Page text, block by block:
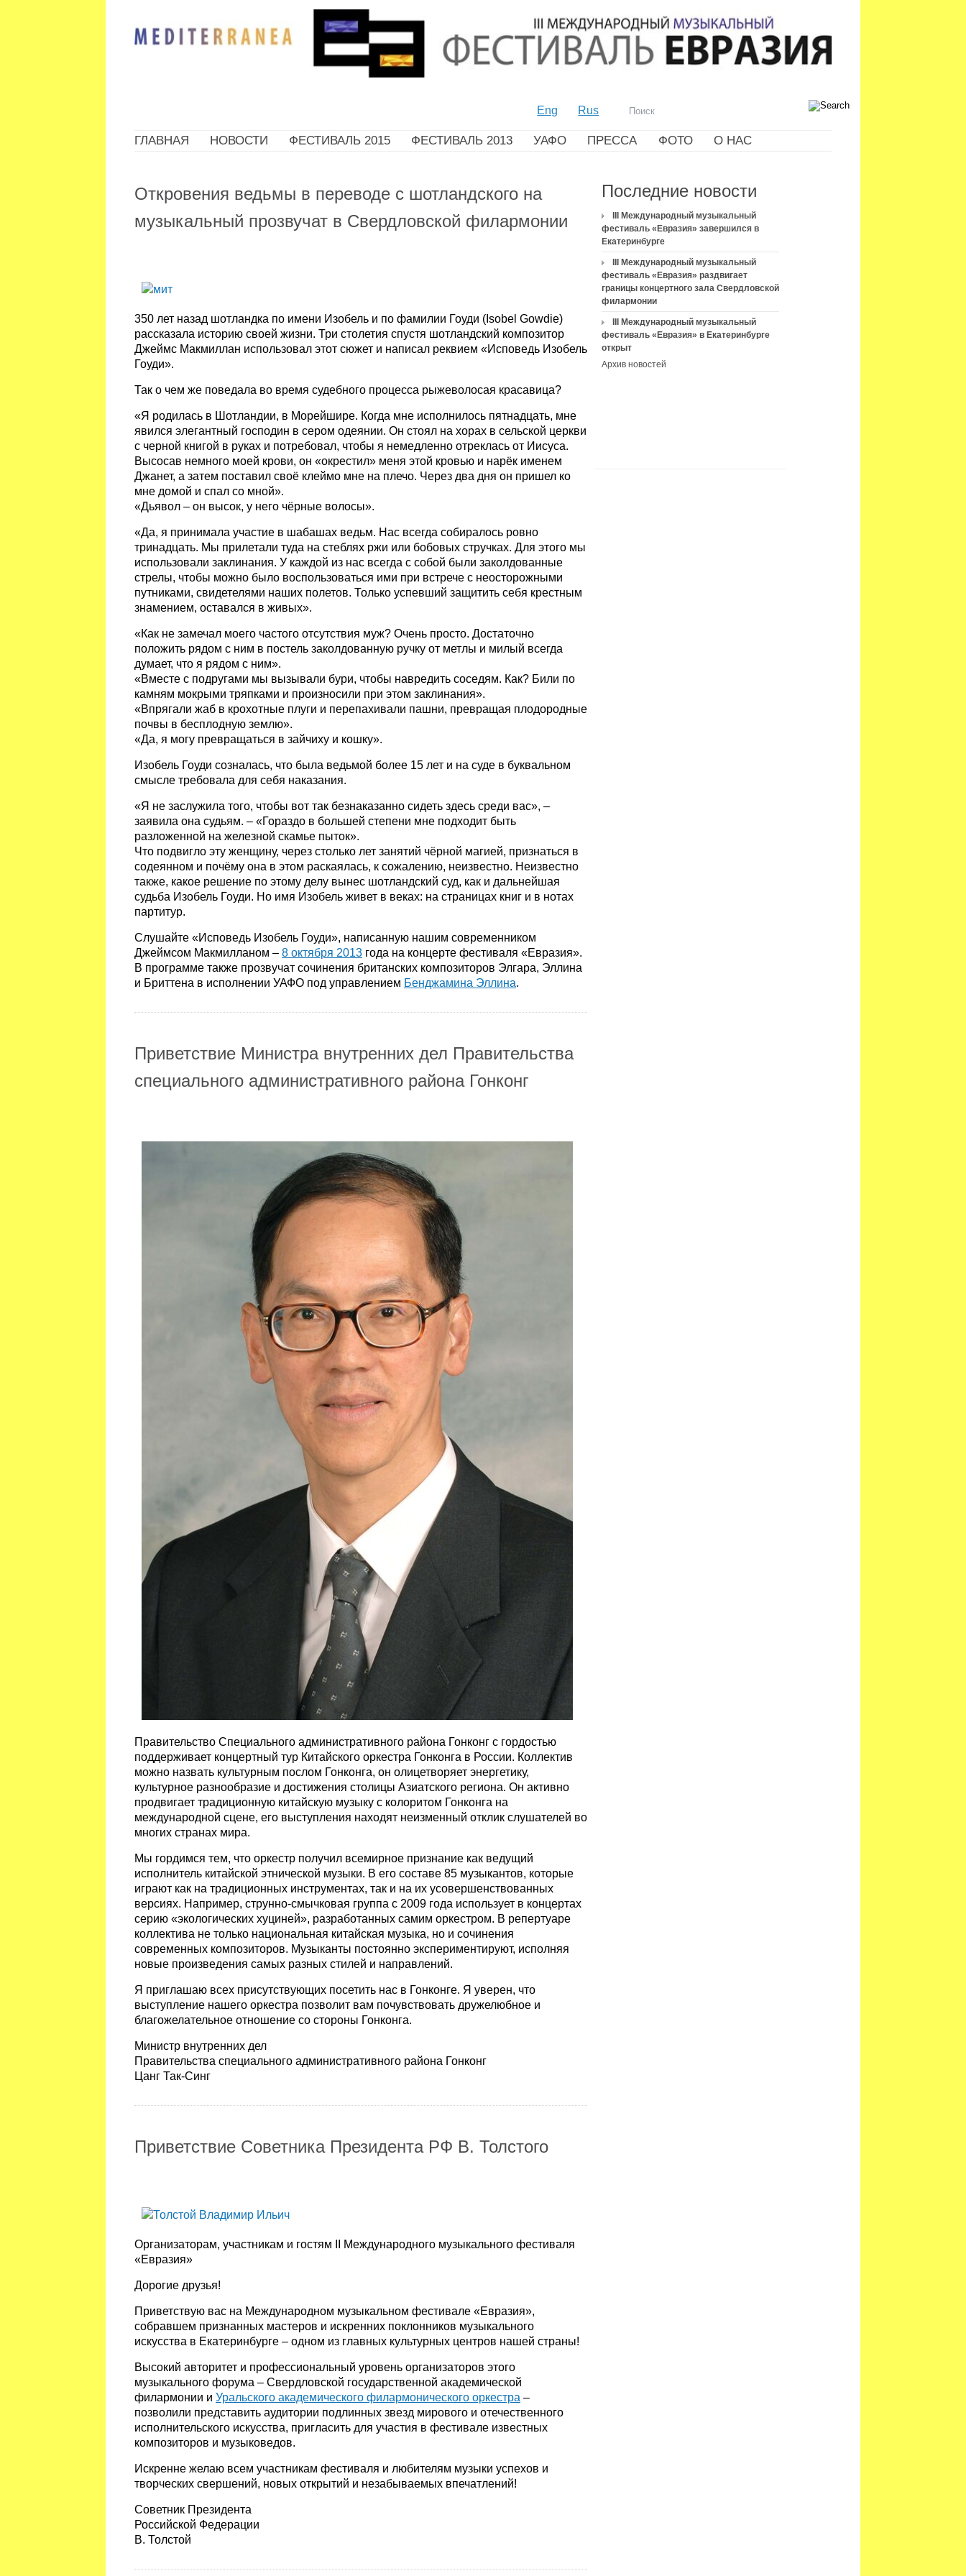
Eng Rus
ГЛАВНАЯ НОВОСТИ ФЕСТИВАЛЬ 2015 ФЕСТИВАЛЬ 2013 УАФО ПРЕССА ФОТО О НАС
Откровения ведьмы в переводе с шотландского на
музыкальный прозвучат в Свердловской филармонии
350 лет назад шотландка по имени Изобель и по фамилии Гоуди (Isobel Gowdie)
рассказала историю своей жизни. Три столетия спустя шотландский композитор
Джеймс Макмиллан использовал этот сюжет и написал реквием «Исповедь Изобель
Гоуди».
Так о чем же поведала во время судебного процесса рыжеволосая красавица?
«Я родилась в Шотландии, в Морейшире. Когда мне исполнилось пятнадцать, мне
явился элегантный господин в сером одеянии. Он стоял на хорах в сельской церкви
с черной книгой в руках и потребовал, чтобы я немедленно отреклась от Иисуса.
Высосав немного моей крови, он «окрестил» меня этой кровью и нарёк именем
Джанет, а затем поставил своё клеймо мне на плечо. Через два дня он пришел ко
мне домой и спал со мной».
«Дьявол – он высок, у него чёрные волосы».
«Да, я принимала участие в шабашах ведьм. Нас всегда собиралось ровно
тринадцать. Мы прилетали туда на стеблях ржи или бобовых стручках. Для этого мы
использовали заклинания. У каждой из нас всегда с собой были заколдованные
стрелы, чтобы можно было воспользоваться ими при встрече с неосторожными
путниками, свидетелями наших полетов. Только успевший защитить себя крестным
знамением, оставался в живых».
«Как не замечал моего частого отсутствия муж? Очень просто. Достаточно
положить рядом с ним в постель заколдованную ручку от метлы и милый всегда
думает, что я рядом с ним».
«Вместе с подругами мы вызывали бури, чтобы навредить соседям. Как? Били по
камням мокрыми тряпками и произносили при этом заклинания».
«Впрягали жаб в крохотные плуги и перепахивали пашни, превращая плодородные
почвы в бесплодную землю».
«Да, я могу превращаться в зайчиху и кошку».
Изобель Гоуди созналась, что была ведьмой более 15 лет и на суде в буквальном
смысле требовала для себя наказания.
«Я не заслужила того, чтобы вот так безнаказанно сидеть здесь среди вас», –
заявила она судьям. – «Гораздо в большей степени мне подходит быть
разложенной на железной скамье пыток».
Что подвигло эту женщину, через столько лет занятий чёрной магией, признаться в
содеянном и почёму она в этом раскаялась, к сожалению, неизвестно. Неизвестно
также, какое решение по этому делу вынес шотландский суд, как и дальнейшая
судьба Изобель Гоуди. Но имя Изобель живет в веках: на страницах книг и в нотах
партитур.
Слушайте «Исповедь Изобель Гоуди», написанную нашим современником
Джеймсом Макмилланом – 8 октября 2013 года на концерте фестиваля «Евразия».
В программе также прозвучат сочинения британских композиторов Элгара, Эллина
и Бриттена в исполнении УАФО под управлением Бенджамина Эллина.
Приветствие Министра внутренних дел Правительства
специального административного района Гонконг
Правительство Специального административного района Гонконг с гордостью
поддерживает концертный тур Китайского оркестра Гонконга в России. Коллектив
можно назвать культурным послом Гонконга, он олицетворяет энергетику,
культурное разнообразие и достижения столицы Азиатского региона. Он активно
продвигает традиционную китайскую музыку с колоритом Гонконга на
международной сцене, его выступления находят неизменный отклик слушателей во
многих странах мира.
Мы гордимся тем, что оркестр получил всемирное признание как ведущий
исполнитель китайской этнической музыки. В его составе 85 музыкантов, которые
играют как на традиционных инструментах, так и на их усовершенствованных
версиях. Например, струнно-смычковая группа с 2009 года использует в концертах
серию «экологических хуциней», разработанных самим оркестром. В репертуаре
коллектива не только национальная китайская музыка, но и сочинения
современных композиторов. Музыканты постоянно экспериментируют, исполняя
новые произведения самых разных стилей и направлений.
Я приглашаю всех присутствующих посетить нас в Гонконге. Я уверен, что
выступление нашего оркестра позволит вам почувствовать дружелюбное и
благожелательное отношение со стороны Гонконга.
Министр внутренних дел
Правительства специального административного района Гонконг
Цанг Так-Синг
Приветствие Советника Президента РФ В. Толстого
Организаторам, участникам и гостям II Международного музыкального фестиваля
«Евразия»
Дорогие друзья!
Приветствую вас на Международном музыкальном фестивале «Евразия»,
собравшем признанных мастеров и искренних поклонников музыкального
искусства в Екатеринбурге – одном из главных культурных центров нашей страны!
Высокий авторитет и профессиональный уровень организаторов этого
музыкального форума – Свердловской государственной академической
филармонии и Уральского академического филармонического оркестра –
позволили представить аудитории подлинных звезд мирового и отечественного
исполнительского искусства, пригласить для участия в фестивале известных
композиторов и музыковедов.
Искренне желаю всем участникам фестиваля и любителям музыки успехов и
творческих свершений, новых открытий и незабываемых впечатлений!
Советник Президента
Российской Федерации
В. Толстой
Последние новости
III Международный музыкальный
фестиваль «Евразия» завершился в
Екатеринбурге
III Международный музыкальный
фестиваль «Евразия» раздвигает
границы концертного зала Свердловской
филармонии
III Международный музыкальный
фестиваль «Евразия» в Екатеринбурге
открыт
Архив новостей